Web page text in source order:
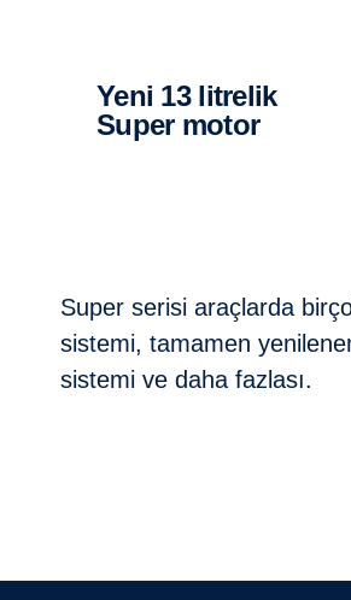
yeni 13 litrelik
Super motor
Super serisi araçlarda
sistemi, tamamen
sistemi ve daha fazlası.